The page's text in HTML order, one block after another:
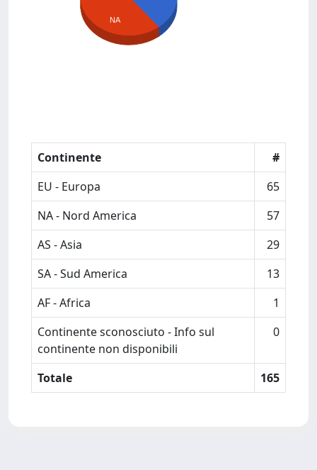
NA
Continente
#
EU - Europa
65
NA - Nord America
57
AS - Asia
29
SA - Sud America
13
AF - Africa
1
Continente sconosciuto - Info sul
continente non disponibili
0
Totale 165